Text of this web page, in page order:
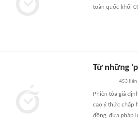
toàn quốc khối
Từ những
453
Phiên tòa giả
cao ý thức chấp
đồng, đưa pháp